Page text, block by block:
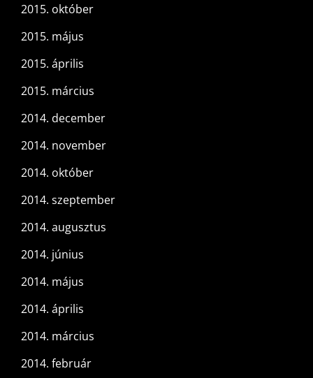
2015. október
2015. május
2015. április
2015. március
2014. december
2014. november
2014. október
2014. szeptember
2014. augusztus
2014. június
2014. május
2014. április
2014. március
2014. február